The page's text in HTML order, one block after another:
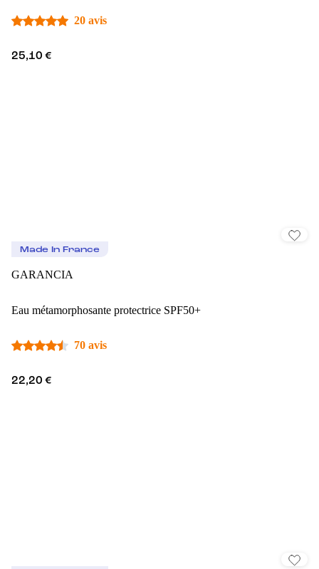
20 avis
25,10 €
Made In France
GARANCIA
Eau métamorphosante protectrice SPF50+
70 avis
22,20 €